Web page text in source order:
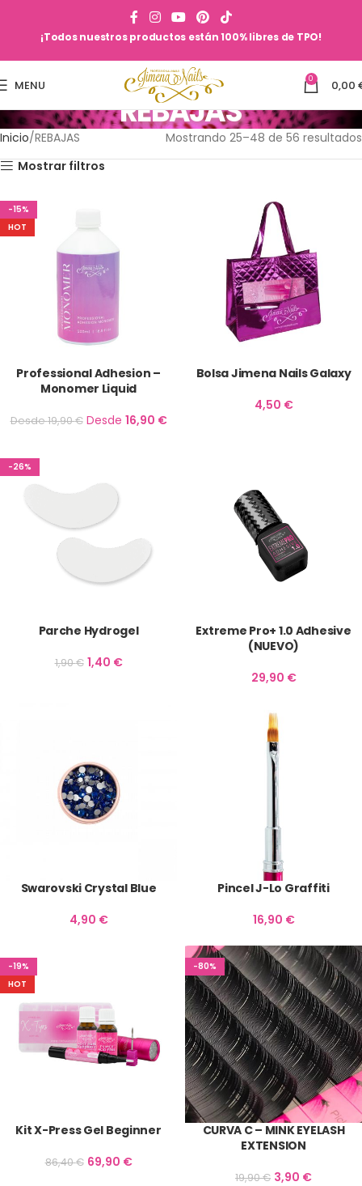
¡Todos nuestros productos están 100% libres de TPO!
MENU 0 0,00
REBAJAS
Inicio REBAJAS Mostrando 25–48 de 56 resultados
Mostrar filtros
-15%
HOT
Professional Adhesion –
Monomer Liquid
Desde19,90€ Desde 16,90 €
Bolsa Jimena Nails Galaxy
4,50 €
-26%
Parche Hydrogel
1,90€ 1,40 €
Extreme Pro+ 1.0 Adhesive
(NUEVO)
29,90 €
Swarovski Crystal Blue
4,90 €
Pincel J-Lo Graffiti
16,90 €
-19%
HOT
Kit X-Press Gel Beginner
86,40€ 69,90 €
-80%
CURVA C – MINK EYELASH
EXTENSION
19,90€ 3,90 €